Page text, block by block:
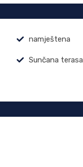
namještena
Sunčana terasa